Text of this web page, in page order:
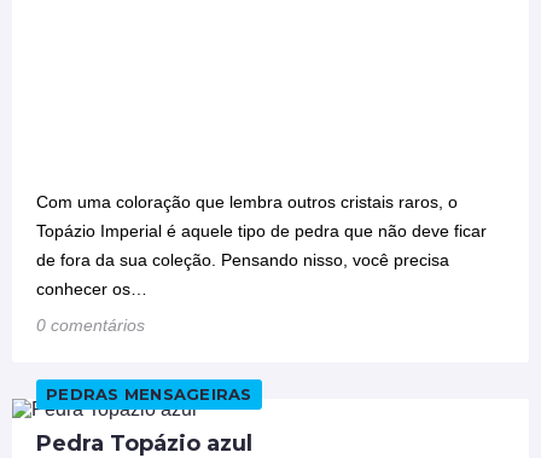
Com uma coloração que lembra outros cristais raros, o
Topázio Imperial é aquele tipo de pedra que não deve ficar
de fora da sua coleção. Pensando nisso, você precisa
conhecer os…
0 comentários
PEDRAS MENSAGEIRAS
Pedra Topázio azul